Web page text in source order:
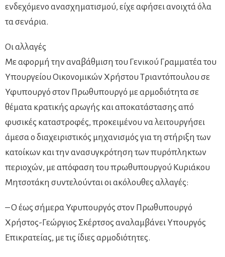
ενδεχόμενο ανασχηματισμού, είχε αφήσει ανοιχτά όλα
τα σενάρια.
Οι αλλαγές
Με αφορμή την αναβάθμιση του Γενικού Γραμματέα του
Υπουργείου Οικονομικών Χρήστου Τριαντόπουλου σε
Υφυπουργό στον Πρωθυπουργό με αρμοδιότητα σε
θέματα κρατικής αρωγής και αποκατάστασης από
φυσικές καταστροφές, προκειμένου να λειτουργήσει
άμεσα ο διαχειριστικός μηχανισμός για τη στήριξη των
κατοίκων και την ανασυγκρότηση των πυρόπληκτων
περιοχών, με απόφαση του πρωθυπουργού Κυριάκου
Μητσοτάκη συντελούνται οι ακόλουθες αλλαγές:
– Ο έως σήμερα Υφυπουργός στον Πρωθυπουργό
Χρήστος-Γεώργιος Σκέρτσος αναλαμβάνει Υπουργός
Επικρατείας, με τις ίδιες αρμοδιότητες.